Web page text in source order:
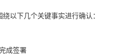
以下几个关键事实进行确认：
成签署